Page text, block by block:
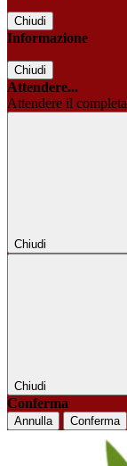
Chiudi
Informazione
Chiudi
Attendere...
Attendere il
Chiudi
Chiudi
Conferma
Annulla Conferma